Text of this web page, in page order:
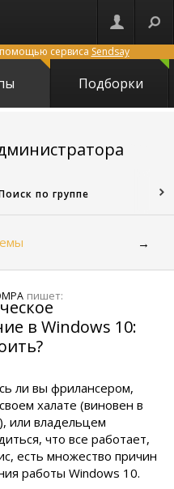
помощью сервиса Sendsay
Подборки
по группе
→
пишет:
в Windows 10:
ли вы фрилансером,
халате (виновен в
или владельцем
что все работает,
есть множество причин
работы Windows 10.